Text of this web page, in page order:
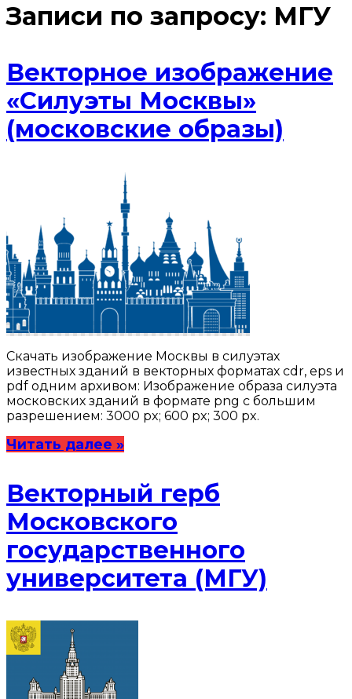
Записи по запросу: МГУ
Векторное изображение
«Силуэты Москвы»
(московские образы)
Скачать изображение Москвы в силуэтах
известных зданий в векторных форматах cdr, eps и
pdf одним архивом: Изображение образа силуэта
московских зданий в формате png с большим
разрешением: 3000 px; 600 px; 300 px.
Читать далее »
Векторный герб
Московского
государственного
университета (МГУ)